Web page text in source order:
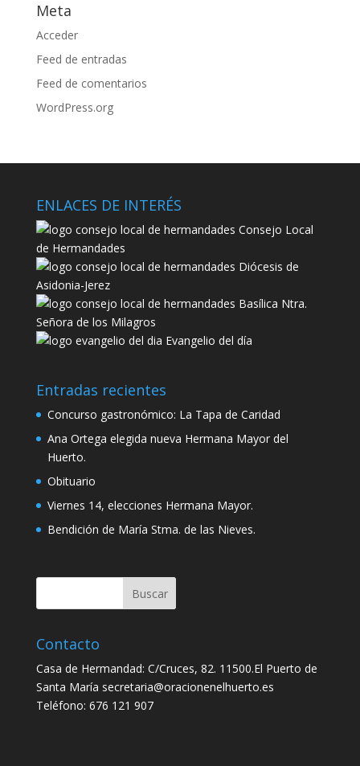
Meta
Acceder
Feed de entradas
Feed de comentarios
WordPress.org
ENLACES DE INTERÉS
Consejo Local
de Hermandades
Diócesis de
Asidonia-Jerez
Basílica Ntra.
Señora de los Milagros
Evangelio del día
Entradas recientes
Concurso gastronómico: La Tapa de Caridad
Ana Ortega elegida nueva Hermana Mayor del
Huerto.
Obituario
Viernes 14, elecciones Hermana Mayor.
Bendición de María Stma. de las Nieves.
Contacto
Casa de Hermandad: C/Cruces, 82. 11500.El Puerto de
Santa María secretaria@oracionenelhuerto.es
Teléfono: 676 121 907